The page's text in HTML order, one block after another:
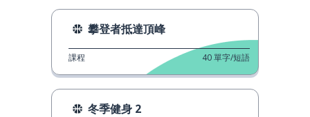
攀登者抵達頂峰
課程 40單字/短語
冬季健身 2